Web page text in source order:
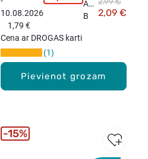
Pievienot grozam
10.08.2026
pirkumu AL-
B
u
birs
2,09 €
1,79 €
Cena ar DROGAS karti
1
15%